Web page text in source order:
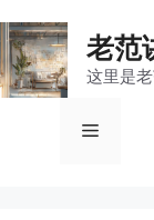
老范
这里是
菜